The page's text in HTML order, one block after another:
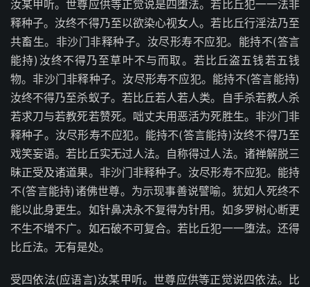
汝某甲听。世尊应供等正觉说是四堕法。若比丘犯一一法非
释种子。汝终不得乃至以欲染心视女人。若比丘行淫法乃至
共畜生。非沙门非释种子。汝尽形寿不应犯。能持不(答言
能持)汝终不得乃至草叶不与而取。若比丘盗五钱若五钱
物。非沙门非释种子。汝尽形寿不应犯。能持不(答言能持)
汝终不得乃至杀蚁子。若比丘若人若人类。自手杀若教人杀
若求刀与若教死若赞死。咄丈夫用恶活为死胜生。非沙门非
释种子。汝尽形寿不应犯。能持不(答言能持)汝终不得乃至
戏笑妄语。若比丘实无过人法。自称得过人法。诸禅解脱三
昧正受及诸道果。非沙门非释种子。汝尽形寿不应犯。能持
不(答言能持)诸佛世尊。为示现事善说譬喻。犹如人死终不
能以此身更生。如针鼻决永不复得为针用。如多罗树心断更
不生不增不广。如石破不可复合。若比丘犯一一堕法。还得
比丘法。无有是处。
受四依法(应语言)汝某甲听。世尊应供等正觉说四依法。比